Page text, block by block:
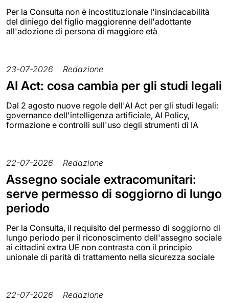
Per la Consulta non è incostituzionale l'insindacabilità
del diniego del figlio maggiorenne dell'adottante
all'adozione di persona di maggiore età
23-07-2026 Redazione
AI Act: cosa cambia per gli studi legali
Dal 2 agosto nuove regole dell'AI Act per gli studi legali:
governance dell'intelligenza artificiale, AI Policy,
formazione e controlli sull'uso degli strumenti di IA
22-07-2026 Redazione
Assegno sociale extracomunitari:
serve permesso di soggiorno di lungo
periodo
Per la Consulta, il requisito del permesso di soggiorno di
lungo periodo per il riconoscimento dell'assegno sociale
ai cittadini extra UE non contrasta con il principio
unionale di parità di trattamento nella sicurezza sociale
22-07-2026 Redazione